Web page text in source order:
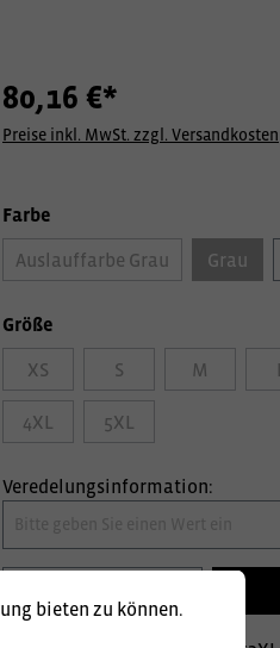
80,16 €*
Preise inkl. MwSt. zzgl. Versandkosten
Farbe
Auslauffarbe Grau Grau
Größe
XS S M L
4XL 5XL
Veredelungsinformation:
bieten zu können.